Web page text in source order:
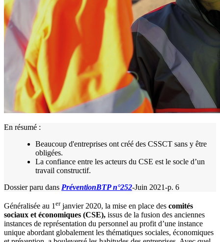
En résumé :
Beaucoup d'entreprises ont créé des CSSCT sans y être
obligées.
La confiance entre les acteurs du CSE est le socle d’un
travail constructif.
Dossier paru dans PréventionBTP n°252-Juin 2021-p. 6
Généralisée au 1 erjanvier 2020, la mise en place des comités
sociaux et économiques (CSE), issus de la fusion des anciennes
instances de représentation du personnel au profit d’une instance
unique abordant globalement les thématiques sociales, économiques